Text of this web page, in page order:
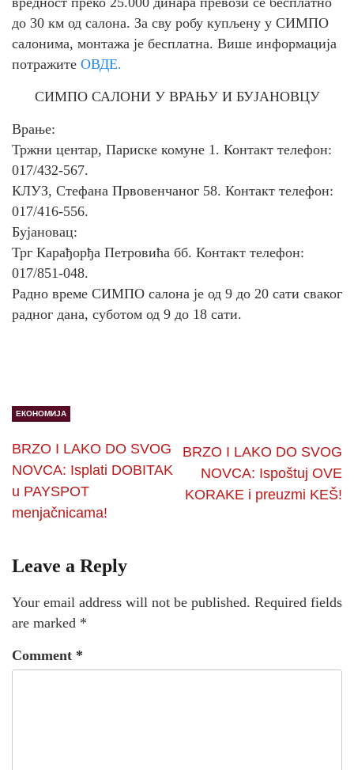
до 30 км од салона. За сву робу купљену у СИМПО
салонима, монтажа је бесплатна. Више информација
потражите ОВДЕ.
СИМПО САЛОНИ У ВРАЊУ И БУЈАНОВЦУ
Врање:
Тржни центар, Париске комуне 1. Контакт телефон:
017/432-567.
КЛУЗ, Стефана Првовенчаног 58. Контакт телефон:
017/416-556.
Бујановац:
Трг Карађорђа Петровића бб. Контакт телефон:
017/851-048.
Радно време СИМПО салона је од 9 до 20 сати сваког
радног дана, суботом од 9 до 18 сати.
ЕКОНОМИЈА
BRZO I LAKO DO SVOG
NOVCA: Isplati DOBITAK
u PAYSPOT
menjačnicama!
BRZO I LAKO DO SVOG
NOVCA: Ispoštuj OVE
KORAKE i preuzmi KEŠ!
Leave a Reply
Your email address will not be published. Required fields
are marked *
Comment *